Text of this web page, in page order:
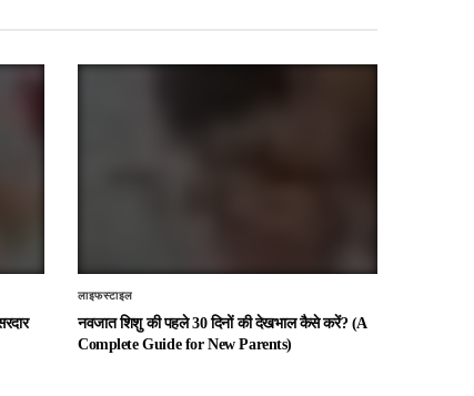
लाइफस्टाइल
नवजात शिशु की पहले 30 दिनों की देखभाल कैसे करें? (A
Complete Guide for New Parents)